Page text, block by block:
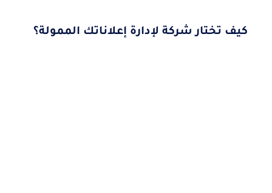
كيف تختار شركة لإدارة إعلاناتك الممولة؟